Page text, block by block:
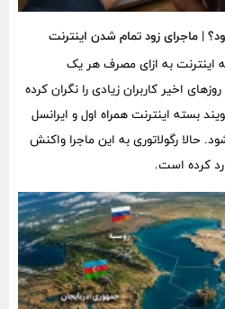
| ماجرای زود تمام شدن اینترنت
از بسته اینترنت به ازای مصرف هر یک
اخیر کاربران زیادی را نگران کرده
بسته اینترنت همراه اول و ایرانسل
حالا رگولاتوری به این ماجرا واکنش